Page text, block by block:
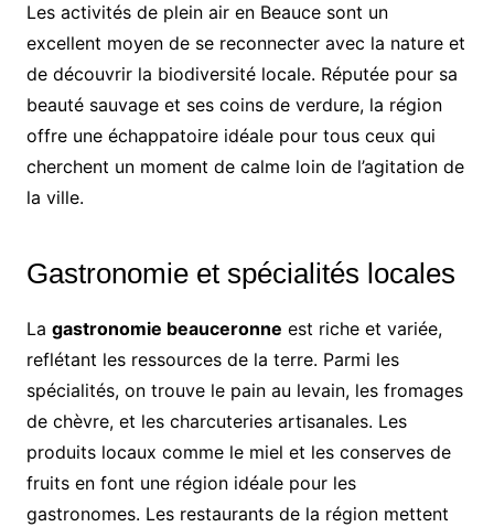
Les activités de plein air en Beauce sont un
excellent moyen de se reconnecter avec la nature et
de découvrir la biodiversité locale. Réputée pour sa
beauté sauvage et ses coins de verdure, la région
offre une échappatoire idéale pour tous ceux qui
cherchent un moment de calme loin de l’agitation de
la ville.
Gastronomie et spécialités locales
La gastronomie beauceronne est riche et variée,
reflétant les ressources de la terre. Parmi les
spécialités, on trouve le pain au levain, les fromages
de chèvre, et les charcuteries artisanales. Les
produits locaux comme le miel et les conserves de
fruits en font une région idéale pour les
gastronomes. Les restaurants de la région mettent